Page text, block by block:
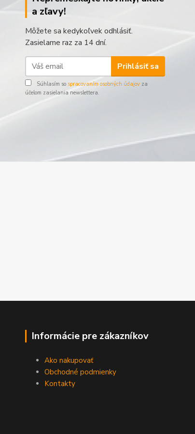
a zľavy!
Môžete sa kedykoľvek odhlásiť.
Zasielame raz za 14 dní.
Prihlásiť sa
Súhlasím so spracovaním osobných údajov za
účelom zasielania newslettera.
Informácie pre zákazníkov
Ako nakupovať
Obchodné podmienky
Kontakty